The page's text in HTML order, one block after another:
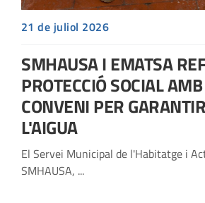
21 de juliol 2026
SMHAUSA I EMATSA
PROTECCIÓ SOCIAL
CONVENI PER
L'AIGUA
El Servei Municipal de l'Habitatge i
SMHAUSA, ...